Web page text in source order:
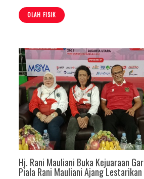
OLAH FISIK
Hj. Rani Mauliani Buka Kejuaraan
Piala Rani Mauliani Ajang